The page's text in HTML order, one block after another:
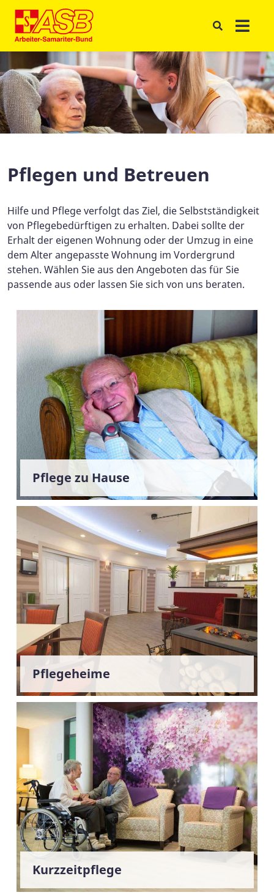
Pflegen und Betreuen
Hilfe und Pflege verfolgt das Ziel, die Selbstständigkeit
von Pflegebedürftigen zu erhalten. Dabei sollte der
Erhalt der eigenen Wohnung oder der Umzug in eine
dem Alter angepasste Wohnung im Vordergrund
stehen. Wählen Sie aus den Angeboten das für Sie
passende aus oder lassen Sie sich von uns beraten.
Pflege zu Hause
Pflegeheime
Kurzzeitpflege